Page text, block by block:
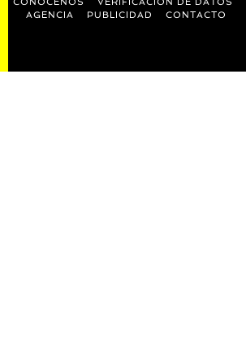
AGENCIA
PUBLICIDAD CONTACTO